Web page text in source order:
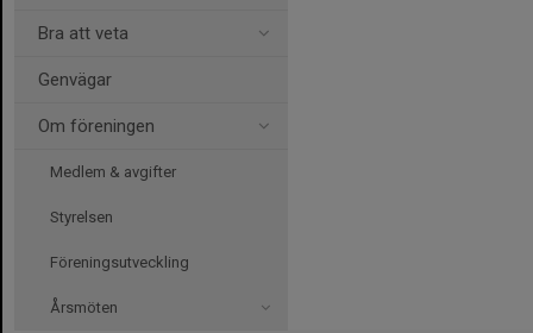
Bra att veta
Genvägar
Om föreningen
Medlem & avgifter
Styrelsen
Föreningsutveckling
Årsmöten